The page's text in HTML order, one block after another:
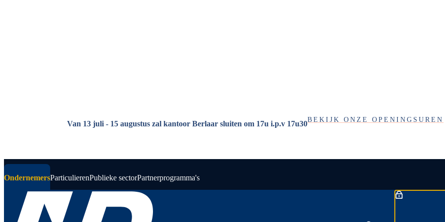
Van 13 juli - 15 augustus zal kantoor Berlaar sluiten om 17u i.p.v 17u30BEKIJK ONZE OPENINGSUREN
OndernemersParticulierenPublieke sectorPartnerprogramma's